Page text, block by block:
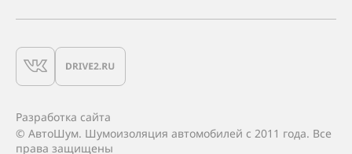
Разработка сайта
© АвтоШум. Шумоизоляция автомобилей с 2011 года. Все
права защищены